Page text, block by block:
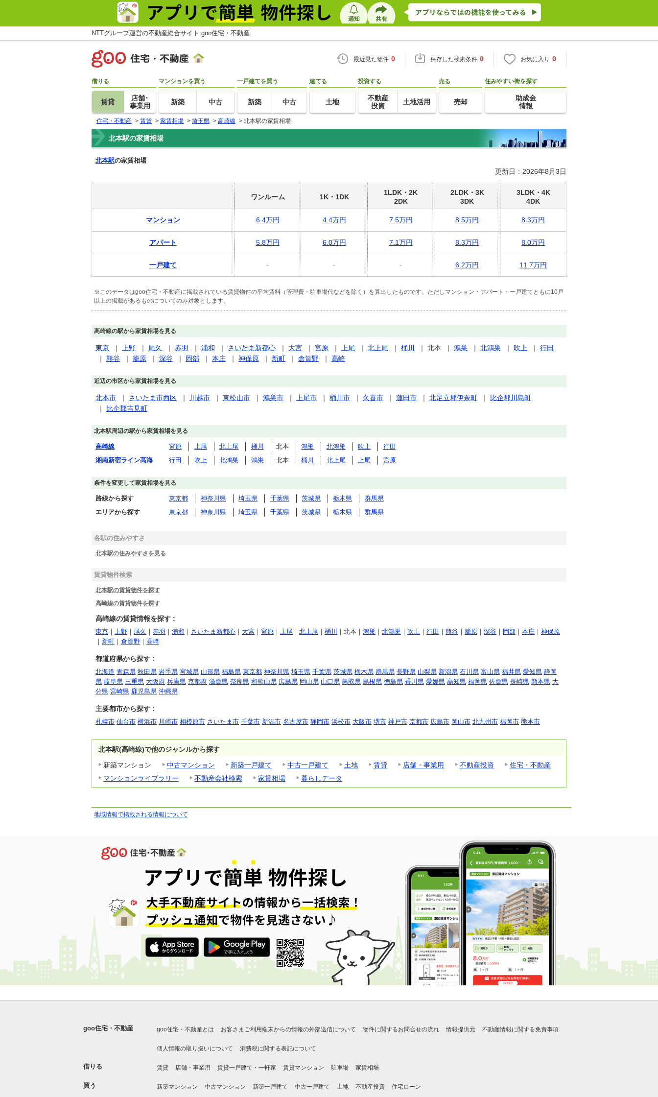
NTTグループ運営の不動産総合サイト goo住宅・不動産
最近見た物件 0 保存した検索条件 0 お気に入り 0
借りる
賃貸
店舗･
事業用
マンションを買う
新築 中古
一戸建てを買う
新築 中古
建てる
土地
投資する
不動産
投資
土地活用
売る
売却
住みやすい街を探す
助成金
情報
住宅・不動産 > 賃貸 > 家賃相場 > 埼玉県 > 高崎線 > 北本駅の家賃相場
北本駅の家賃相場
北本駅の家賃相場
更新日：2026年8月3日
ワンルーム 1K・1DK
1LDK・2K
2DK
2LDK・3K
3DK
3LDK・4K
4DK
マンション 6.4万円 4.4万円 7.5万円 8.5万円 8.3万円
アパート 5.8万円 6.0万円 7.1万円 8.3万円 8.0万円
一戸建て - - - 6.2万円 11.7万円
※このデータはgoo住宅・不動産に掲載されている賃貸物件の平均賃料（管理費・駐車場代などを除く）を算出したものです。ただしマンション・アパート・一戸建てともに10戸
以上の掲載があるものについてのみ対象とします。
高崎線の駅から家賃相場を見る
東京 ｜ 上野 ｜ 尾久 ｜ 赤羽 ｜ 浦和 ｜ さいたま新都心 ｜ 大宮 ｜ 宮原 ｜ 上尾 ｜ 北上尾 ｜ 桶川 ｜ 北本 ｜ 鴻巣 ｜ 北鴻巣 ｜ 吹上 ｜ 行田
｜ 熊谷 ｜ 籠原 ｜ 深谷 ｜ 岡部 ｜ 本庄 ｜ 神保原 ｜ 新町 ｜ 倉賀野 ｜ 高崎
近辺の市区から家賃相場を見る
北本市 ｜ さいたま市西区 ｜ 川越市 ｜ 東松山市 ｜ 鴻巣市 ｜ 上尾市 ｜ 桶川市 ｜ 久喜市 ｜ 蓮田市 ｜ 北足立郡伊奈町 ｜
比企郡川島町
｜
比企郡吉見町
北本駅周辺の駅から家賃相場を見る
高崎線 宮原 上尾 北上尾 桶川 北本 鴻巣 北鴻巣 吹上
行田
湘南新宿ライン高海
行田 吹上 北鴻巣 鴻巣 北本 桶川 北上尾 上尾 宮原
条件を変更して家賃相場を見る
路線から探す 東京都 神奈川県 埼玉県 千葉県 茨城県 栃木県
群馬県
エリアから探す
東京都 神奈川県 埼玉県 千葉県 茨城県 栃木県 群馬県
各駅の住みやすさ
北本駅の住みやすさを見る
賃貸物件検索
北本駅の賃貸物件を探す
高崎線の賃貸物件を探す
高崎線の賃貸情報を探す :
東京 ｜ 上野 ｜ 尾久 ｜ 赤羽 ｜ 浦和 ｜ さいたま新都心 ｜ 大宮 ｜ 宮原 ｜ 上尾 ｜ 北上尾 ｜ 桶川 ｜北本｜ 鴻巣 ｜ 北鴻巣 ｜ 吹上 ｜ 行田 ｜ 熊谷 ｜ 籠原 ｜ 深谷 ｜ 岡部 ｜ 本庄 ｜ 神保原
｜ 新町 ｜ 倉賀野 ｜ 高崎
都道府県から探す :
北海道 青森県 秋田県 岩手県 宮城県 山形県 福島県 東京都 神奈川県 埼玉県 千葉県 茨城県 栃木県 群馬県 長野県 山梨県 新潟県 石川県 富山県 福井県 愛知県 静岡
県 岐阜県 三重県 大阪府 兵庫県 京都府 滋賀県 奈良県 和歌山県 広島県 岡山県 山口県 鳥取県 島根県 徳島県 香川県 愛媛県 高知県 福岡県 佐賀県 長崎県 熊本県 大
分県 宮崎県 鹿児島県 沖縄県
主要都市から探す :
札幌市 仙台市 横浜市 川崎市 相模原市 さいたま市 千葉市 新潟市 名古屋市 静岡市 浜松市 大阪市 堺市 神戸市 京都市 広島市 岡山市 北九州市 福岡市 熊本市
北本駅(高崎線)で他のジャンルから探す
新築マンション
中古マンション 新築一戸建て 中古一戸建て 土地 賃貸 店舗・事業用 不動産投資
住宅・不動産
マンションライブラリー
不動産会社検索 家賃相場 暮らしデータ
地域情報で掲載される情報について
goo住宅・不動産 goo住宅・不動産とは お客さまご利用端末からの情報の外部送信について 物件に関するお問合せの流れ 情報提供元 不動産情報に関する免責事項
個人情報の取り扱いについて 消費税に関する表記について
借りる 賃貸 店舗・事業用 賃貸一戸建て・一軒家 賃貸マンション 駐車場 家賃相場
買う 新築マンション 中古マンション 新築一戸建て 中古一戸建て 土地 不動産投資 住宅ローン